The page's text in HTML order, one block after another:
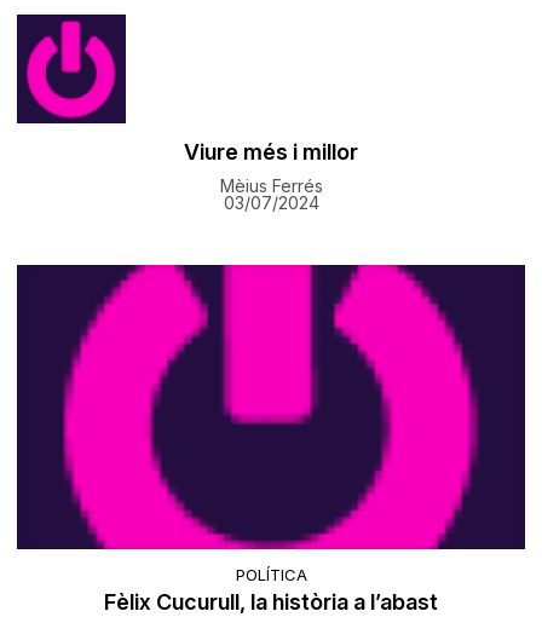
Viure més i millor
Mèius Ferrés
03/07/2024
POLÍTICA
Fèlix Cucurull, la història a l’abast